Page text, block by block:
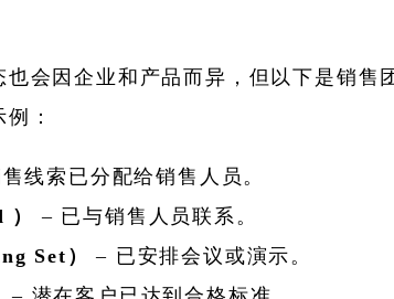
也会因企业和产品而异，但以下是销售
：
线索已分配给销售人员。
）– 已与销售人员联系。
Set）– 已安排会议或演示。